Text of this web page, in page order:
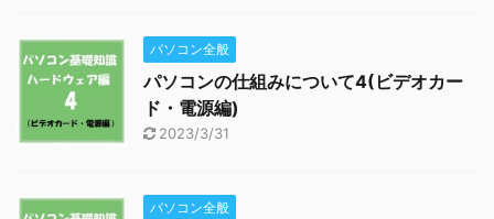
パソコン全般
パソコンの仕組みについて4(ビデオカー
ド・電源編)
2023/3/31
パソコン全般